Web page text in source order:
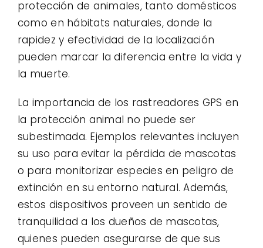
protección de animales, tanto domésticos
como en hábitats naturales, donde la
rapidez y efectividad de la localización
pueden marcar la diferencia entre la vida y
la muerte.
La importancia de los rastreadores GPS en
la protección animal no puede ser
subestimada. Ejemplos relevantes incluyen
su uso para evitar la pérdida de mascotas
o para monitorizar especies en peligro de
extinción en su entorno natural. Además,
estos dispositivos proveen un sentido de
tranquilidad a los dueños de mascotas,
quienes pueden asegurarse de que sus